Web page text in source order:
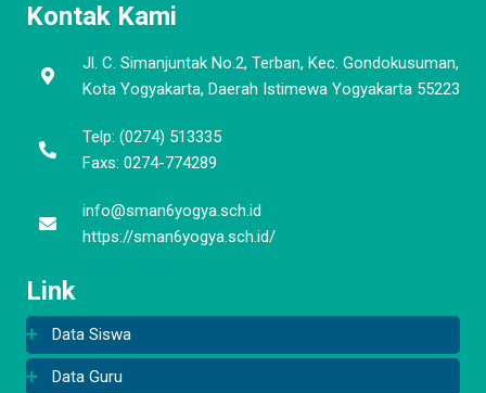
Kontak Kami
Jl. C. Simanjuntak No.2, Terban, Kec. Gondokusuman,
Kota Yogyakarta, Daerah Istimewa Yogyakarta 55223
Telp: (0274) 513335
Faxs: 0274-774289
info@sman6yogya.sch.id
https://sman6yogya.sch.id/
Link
Data Siswa
Data Guru